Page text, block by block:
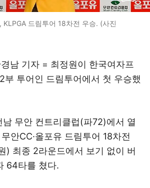
드림투어 18차전 우승. (사진
남 기자 = 최정원이 한국여자프
부 투어인 드림투어에서 첫 우승했
남 무안 컨트리클럽(파72)에서 열
안CC·올포유 드림투어 18차전
) 최종 2라운드에서 보기 없이 버
64타를 쳤다.